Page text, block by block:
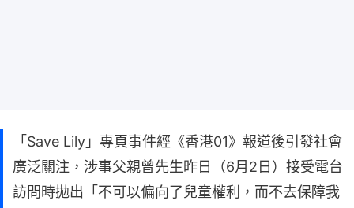
「Save Lily」專頁事件經《香港01》報道後引發社會
廣泛關注，涉事父親曾先生昨日（6月2日）接受電台
訪問時拋出「不可以偏向了兒童權利，而不去保障我